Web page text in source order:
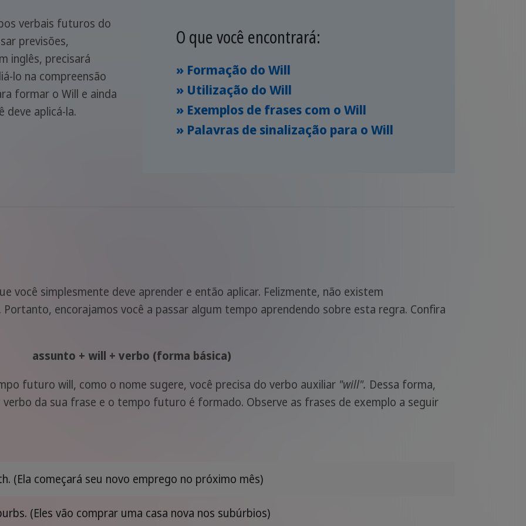
verbais futuros do
previsões,
inglês, precisará
lo na compreensão
formar o Will e ainda
deve aplicá-la.
O que você encontrará:
» Formação do Will
» Utilização do Will
» Exemplos de frases com o Will
» Palavras de sinalização para o Will
você simplesmente deve aprender e então aplicar. Felizmente, não existem
encorajamos você a passar algum tempo aprendendo sobre esta regra. Confira
assunto + will + verbo (forma básica)
futuro will, como o nome sugere, você precisa do verbo auxiliar "will". Dessa forma,
da sua frase e o tempo futuro é formado. Observe as frases de exemplo a seguir
(Ela começará seu novo emprego no próximo mês)
(Eles vão comprar uma casa nova nos subúrbios)